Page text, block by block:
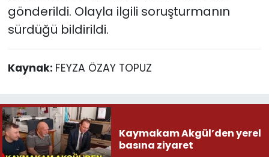
gönderildi. Olayla ilgili soruşturmanın
sürdüğü bildirildi.
Kaynak: FEYZA ÖZAY TOPUZ
Kaymakam Akgül’den yerel
basına ziyaret